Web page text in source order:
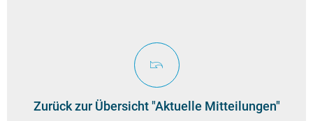
Zurück zur Übersicht "Aktuelle Mitteilungen"